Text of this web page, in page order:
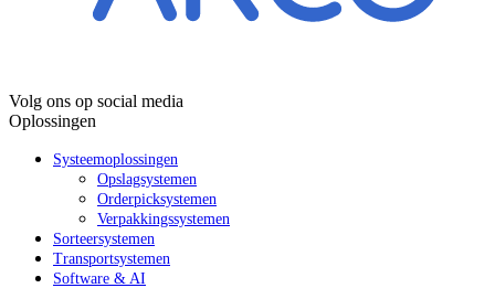
Volg ons op social media
Oplossingen
Systeemoplossingen
Opslagsystemen
Orderpicksystemen
Verpakkingssystemen
Sorteersystemen
Transportsystemen
Software & AI